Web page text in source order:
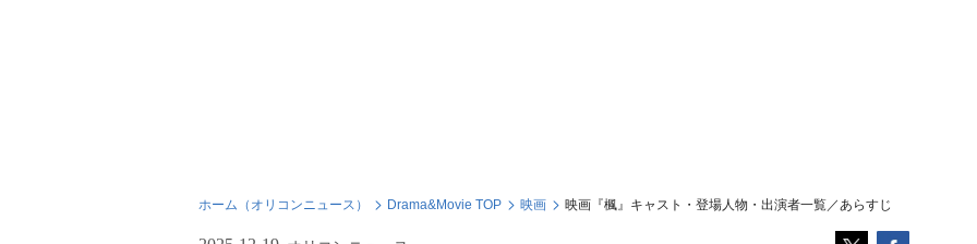
ホーム（オリコンニュース） Drama&Movie TOP 映画 映画『楓』キャスト・登場人物・出演者一覧／あらすじ